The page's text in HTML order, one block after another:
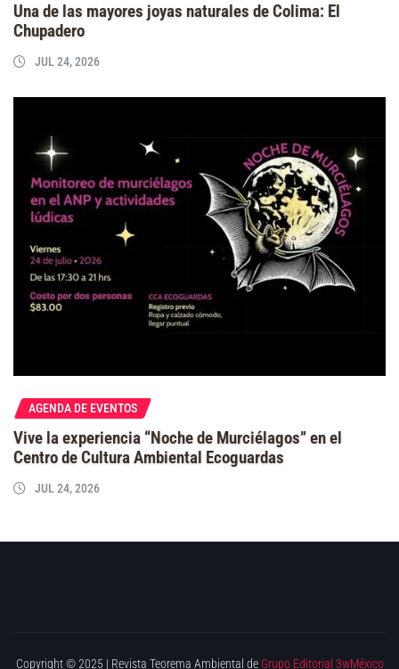
Una de las mayores joyas naturales de Colima: El
Chupadero
JUL 24, 2026
AGENDA DE EVENTOS
Vive la experiencia “Noche de Murciélagos” en el
Centro de Cultura Ambiental Ecoguardas
JUL 24, 2026
Copyright © 2025 | Revista Teorema Ambiental de Grupo Editorial 3wMéxico